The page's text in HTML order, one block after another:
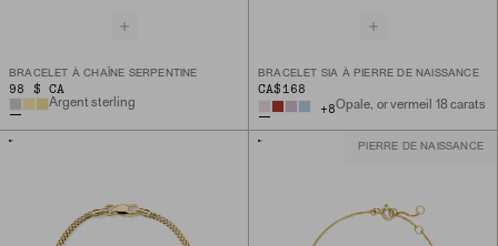
BRACELET À CHAÎNE SERPENTINE
98 $ CA
Argent sterling
BRACELET SIA À PIERRE DE NAISSANCE
CA$168
+8Opale, or vermeil 18 carats
PIERRE DE NAISSANCE